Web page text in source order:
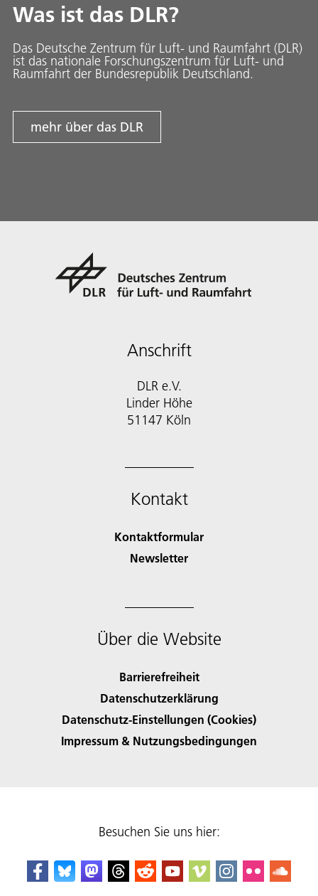
Was ist das DLR?
Das Deutsche Zentrum für Luft- und Raumfahrt (DLR)
ist das nationale Forschungszentrum für Luft- und
Raumfahrt der Bundesrepublik Deutschland.
mehr über das DLR
Anschrift
DLR e.V.
Linder Höhe
51147 Köln
Kontakt
Kontaktformular
Newsletter
Über die Website
Barrierefreiheit
Datenschutzerklärung
Datenschutz-Einstellungen (Cookies)
Impressum & Nutzungsbedingungen
Besuchen Sie uns hier: